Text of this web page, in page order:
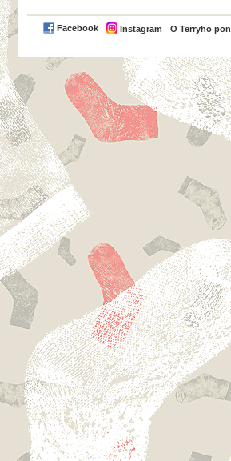
Facebook Instagram O Terryho